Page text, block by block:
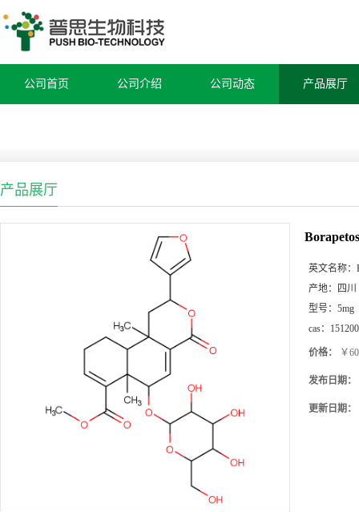
公司首页 公司介绍 公司动态 产品展厅
产品展厅
英文名称：
产地：
四川
型号： 5mg
cas：
价格： ￥
发布日期：
更新日期：